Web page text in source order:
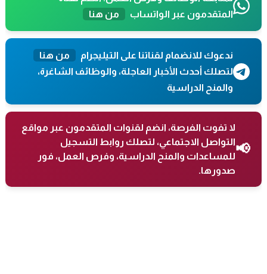
المتقدمون عبر الواتساب
من هنا
ندعوك للانضمام لقناتنا على التيليجرام
من هنا
لتصلك أحدث الأخبار العاجلة، والوظائف الشاغرة،
والمنح الدراسية
📢
لا تفوت الفرصة، انضم لقنوات المتقدمون عبر مواقع
التواصل الاجتماعي، لتصلك روابط التسجيل
للمساعدات والمنح الدراسية، وفرص العمل، فور
صدورها.